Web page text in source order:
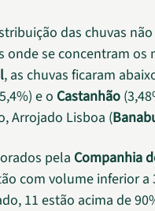
das chuvas
se concentram os
, as chuvas ficaram
e o Castanhão
Arrojado Lisboa (
pela Companhia
com volume inferior a
11 estão acima de